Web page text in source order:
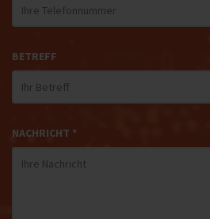
BETREFF
NACHRICHT *